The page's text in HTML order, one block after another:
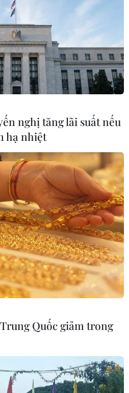
1,22 triệu ca nhiễm
do COVID-19, châu Phi có 9
trung bình chung toàn cầu là
châu lục thì chỉ ở mức 2,4%.
nghị tăng lãi suất nếu
hạ nhiệt
Quốc giảm trong